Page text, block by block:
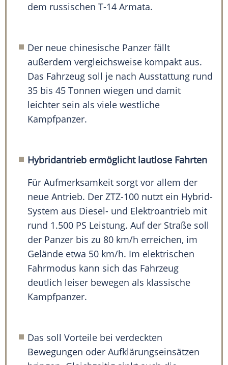
dem russischen T-14 Armata.
Der neue chinesische Panzer fällt
außerdem vergleichsweise kompakt aus.
Das Fahrzeug soll je nach Ausstattung rund
35 bis 45 Tonnen wiegen und damit
leichter sein als viele westliche
Kampfpanzer.
Hybridantrieb ermöglicht lautlose Fahrten
Für Aufmerksamkeit sorgt vor allem der
neue Antrieb. Der ZTZ-100 nutzt ein Hybrid-
System aus Diesel- und Elektroantrieb mit
rund 1.500 PS Leistung. Auf der Straße soll
der Panzer bis zu 80 km/h erreichen, im
Gelände etwa 50 km/h. Im elektrischen
Fahrmodus kann sich das Fahrzeug
deutlich leiser bewegen als klassische
Kampfpanzer.
Das soll Vorteile bei verdeckten
Bewegungen oder Aufklärungseinsätzen